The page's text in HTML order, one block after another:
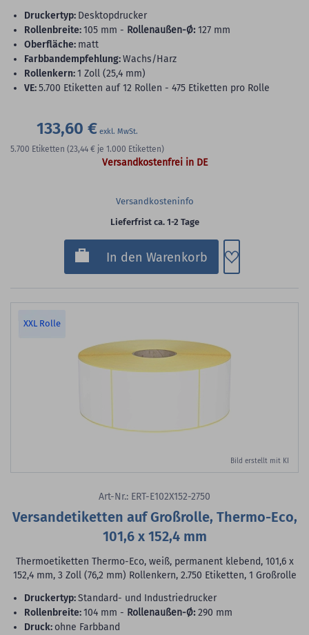
Druckertyp: Desktopdrucker
Rollenbreite:105 mm - Rollenaußen-Ø: 127 mm
Oberfläche: matt
Farbbandempfehlung:Wachs/Harz
Rollenkern:1 Zoll (25,4 mm)
VE:5.700 Etiketten auf 12 Rollen - 475 Etiketten pro Rolle
133,60 €
5.700 Etiketten (23,44 € je 1.000 Etiketten)
Versandkostenfrei in DE
Versandkosteninfo
Lieferfrist ca. 1-2 Tage
In den Warenkorb Zum
XXL Rolle
Bild erstellt mit KI
Art-Nr.: ERT-E102X152-2750
Versandetiketten auf Großrolle, Thermo-Eco,
101,6 x 152,4 mm
Thermoetiketten Thermo-Eco, weiß, permanent klebend, 101,6 x
152,4 mm, 3 Zoll (76,2 mm) Rollenkern, 2.750 Etiketten, 1 Großrolle
Druckertyp:Standard- und Industriedrucker
Rollenbreite:104 mm - Rollenaußen-Ø: 290 mm
Druck: ohne Farbband